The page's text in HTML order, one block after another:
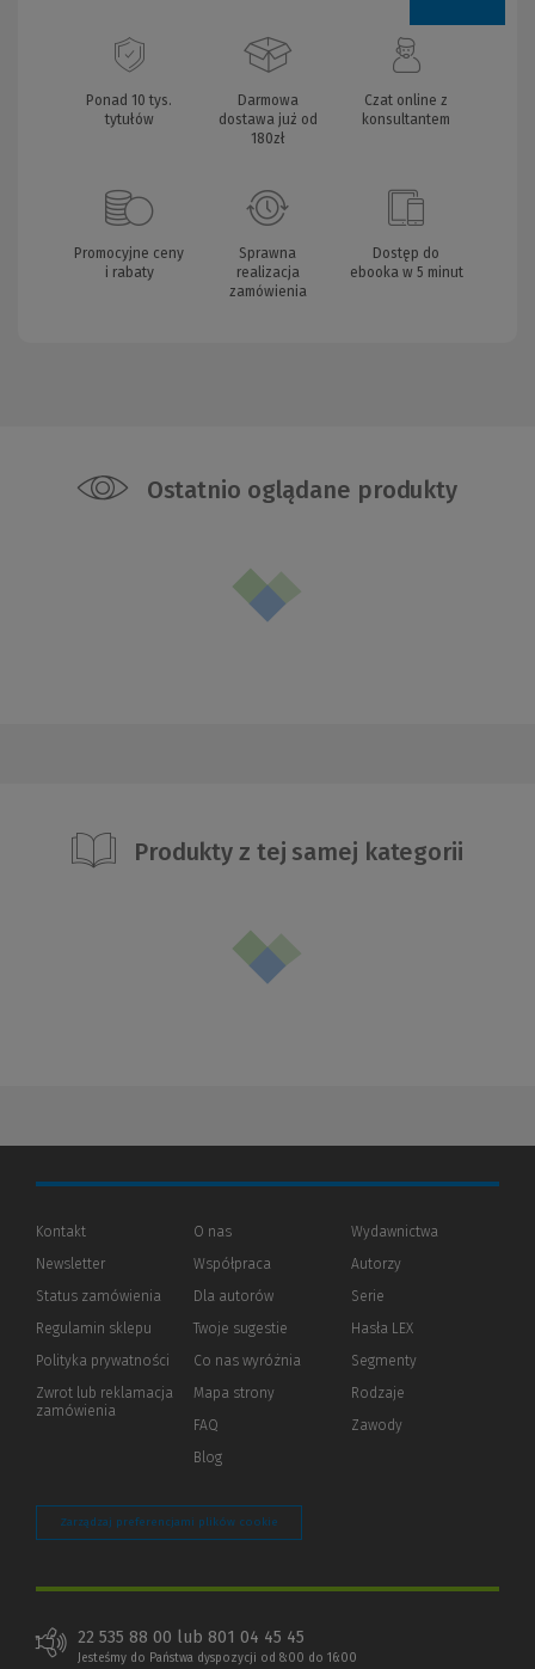
Ponad 10 tys.
tytułów
Darmowa
dostawa już od
180zł
Czat online z
konsultantem
Promocyjne ceny
i rabaty
Sprawna
realizacja
zamówienia
Dostęp do
ebooka w 5 minut
Ostatnio oglądane produkty
Produkty z tej samej kategorii
Kontakt
Newsletter
Status zamówienia
Regulamin sklepu
Polityka prywatności (Nowe
(Link
innej
Zwrot lub reklamacja
zamówienia
O nas
Współpraca
Dla autorów(Nowe
(Link
innej
strony)
Twoje sugestie
Co nas wyróżnia
Mapa strony
FAQ
Blog
Wydawnictwa
Autorzy
Serie
Hasła LEX
Segmenty
Rodzaje
Zawody
Zarządzaj preferencjami plików cookie
22 535 88 00 lub 801 04 45 45
Jesteśmy do Państwa dyspozycji od 8:00 do 16:00